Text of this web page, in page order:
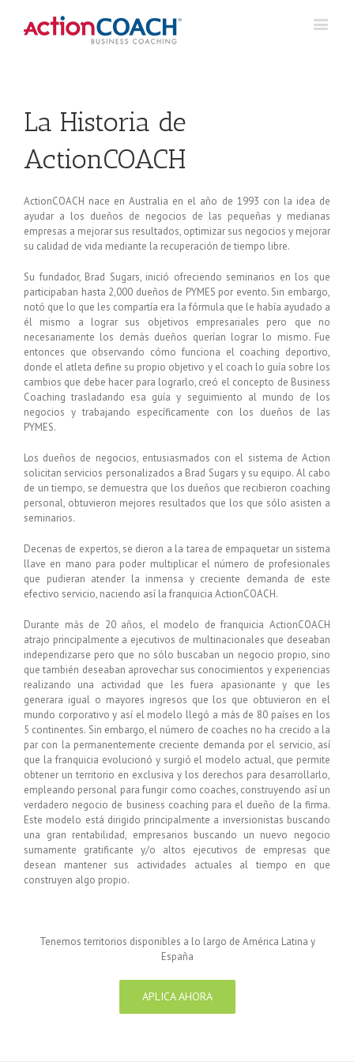
La Historia de
ActionCOACH
ActionCOACH nace en Australia en el año de 1993 con la idea de
ayudar a los dueños de negocios de las pequeñas y medianas
empresas a mejorar sus resultados, optimizar sus negocios y mejorar
su calidad de vida mediante la recuperación de tiempo libre.
Su fundador, Brad Sugars, inició ofreciendo seminarios en los que
participaban hasta 2,000 dueños de PYMES por evento. Sin embargo,
notó que lo que les compartía era la fórmula que le había ayudado a
él mismo a lograr sus objetivos empresariales pero que no
necesariamente los demás dueños querían lograr lo mismo. Fue
entonces que observando cómo funciona el coaching deportivo,
donde el atleta define su propio objetivo y el coach lo guía sobre los
cambios que debe hacer para lograrlo, creó el concepto de Business
Coaching trasladando esa guía y seguimiento al mundo de los
negocios y trabajando específicamente con los dueños de las
PYMES.
Los dueños de negocios, entusiasmados con el sistema de Action
solicitan servicios personalizados a Brad Sugars y su equipo. Al cabo
de un tiempo, se demuestra que los dueños que recibieron coaching
personal, obtuvieron mejores resultados que los que sólo asisten a
seminarios.
Decenas de expertos, se dieron a la tarea de empaquetar un sistema
llave en mano para poder multiplicar el número de profesionales
que pudieran atender la inmensa y creciente demanda de este
efectivo servicio, naciendo así la franquicia ActionCOACH.
Durante más de 20 años, el modelo de franquicia ActionCOACH
atrajo principalmente a ejecutivos de multinacionales que deseaban
independizarse pero que no sólo buscaban un negocio propio, sino
que también deseaban aprovechar sus conocimientos y experiencias
realizando una actividad que les fuera apasionante y que les
generara igual o mayores ingresos que los que obtuvieron en el
mundo corporativo y así el modelo llegó a más de 80 países en los
5 continentes. Sin embargo, el número de coaches no ha crecido a la
par con la permanentemente creciente demanda por el servicio, así
que la franquicia evolucionó y surgió el modelo actual, que permite
obtener un territorio en exclusiva y los derechos para desarrollarlo,
empleando personal para fungir como coaches, construyendo así un
verdadero negocio de business coaching para el dueño de la firma.
Este modelo está dirigido principalmente a inversionistas buscando
una gran rentabilidad, empresarios buscando un nuevo negocio
sumamente gratificante y/o altos ejecutivos de empresas que
desean mantener sus actividades actuales al tiempo en que
construyen algo propio.
Tenemos territorios disponibles a lo largo de América Latina y
España
APLICA AHORA